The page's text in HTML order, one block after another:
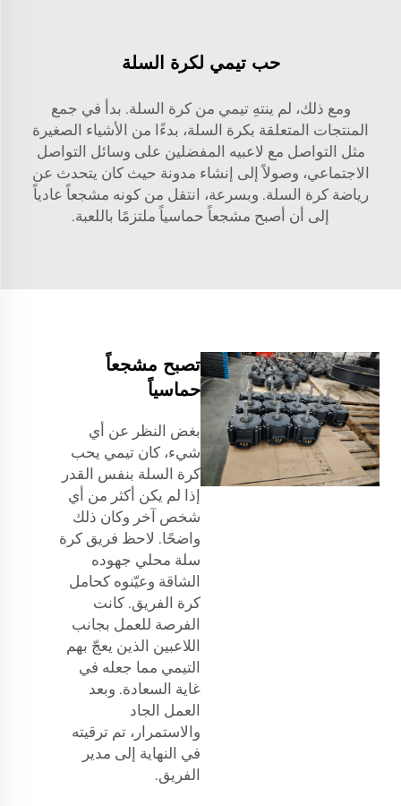
حب تيمي لكرة السلة
ومع ذلك، لم ينتهِ تيمي من كرة السلة. بدأ في جمع
المنتجات المتعلقة بكرة السلة، بدءًا من الأشياء الصغيرة
مثل التواصل مع لاعبيه المفضلين على وسائل التواصل
الاجتماعي، وصولاً إلى إنشاء مدونة حيث كان يتحدث عن
رياضة كرة السلة. وبسرعة، انتقل من كونه مشجعاً عادياً
إلى أن أصبح مشجعاً حماسياً ملتزمًا باللعبة.
تصبح مشجعاً
حماسياً
بغض النظر عن أي
شيء، كان تيمي يحب
كرة السلة بنفس القدر
إذا لم يكن أكثر من أي
شخص آخر وكان ذلك
واضحًا. لاحظ فريق كرة
سلة محلي جهوده
الشاقة وعيّنوه كحامل
كرة الفريق. كانت
الفرصة للعمل بجانب
اللاعبين الذين يعجّ بهم
التيمي مما جعله في
غاية السعادة. وبعد
العمل الجاد
والاستمرار، تم ترقيته
في النهاية إلى مدير
الفريق.